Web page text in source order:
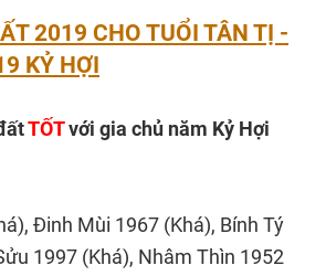
2019 CHO TUỔI TÂN TỊ -
KỶ HỢI
TỐTvới gia chủ năm Kỷ Hợi
Đinh Mùi 1967 (Khá), Bính Tý
1997 (Khá), Nhâm Thìn 1952